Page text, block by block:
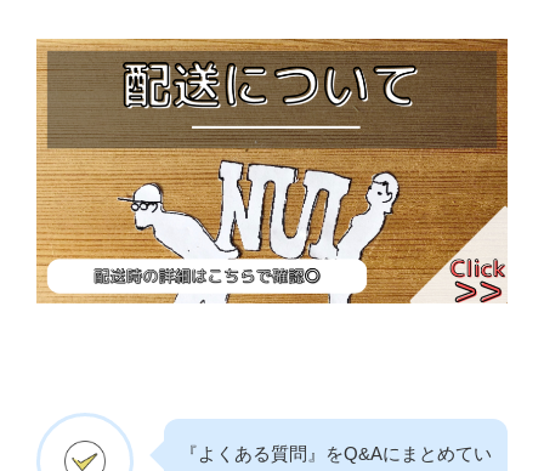
『よくある質問』をQ&Aにまとめてい